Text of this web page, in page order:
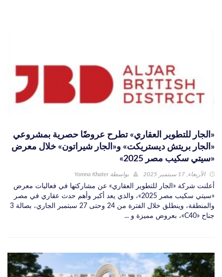
«الجار للتطوير العقاري» تطرح عروضًا حصرية بمشروعي
«الجار بريتش ديستريكت» و«الجار شيراتون» خلال معرض
«سيتي سكيب مصر 2025»
الأربعاء, 17 سبتمبر 2025 بواسطة Yomna Khater
أعلنت شركة «الجار للتطوير العقاري» عن مشاركتها في فعاليات معرض
«سيتي سكيب مصر 2025»، والذي يعد أكبر وأهم حدث عقاري في مصر
والمنطقة، وينطلق خلال الفترة من 24 وحتى 27 سبتمبر الجاري، بصالة 3
جناح «C40»، بعروض مميزة و ...